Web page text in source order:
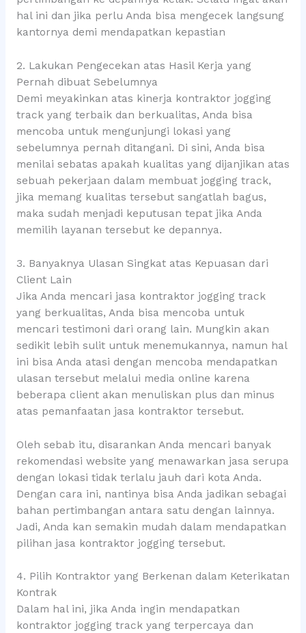
hal ini dan jika perlu Anda bisa mengecek langsung
kantornya demi mendapatkan kepastian
2. Lakukan Pengecekan atas Hasil Kerja yang
Pernah dibuat Sebelumnya
Demi meyakinkan atas kinerja kontraktor jogging
track yang terbaik dan berkualitas, Anda bisa
mencoba untuk mengunjungi lokasi yang
sebelumnya pernah ditangani. Di sini, Anda bisa
menilai sebatas apakah kualitas yang dijanjikan atas
sebuah pekerjaan dalam membuat jogging track,
jika memang kualitas tersebut sangatlah bagus,
maka sudah menjadi keputusan tepat jika Anda
memilih layanan tersebut ke depannya.
3. Banyaknya Ulasan Singkat atas Kepuasan dari
Client Lain
Jika Anda mencari jasa kontraktor jogging track
yang berkualitas, Anda bisa mencoba untuk
mencari testimoni dari orang lain. Mungkin akan
sedikit lebih sulit untuk menemukannya, namun hal
ini bisa Anda atasi dengan mencoba mendapatkan
ulasan tersebut melalui media online karena
beberapa client akan menuliskan plus dan minus
atas pemanfaatan jasa kontraktor tersebut.
Oleh sebab itu, disarankan Anda mencari banyak
rekomendasi website yang menawarkan jasa serupa
dengan lokasi tidak terlalu jauh dari kota Anda.
Dengan cara ini, nantinya bisa Anda jadikan sebagai
bahan pertimbangan antara satu dengan lainnya.
Jadi, Anda kan semakin mudah dalam mendapatkan
pilihan jasa kontraktor jogging tersebut.
4. Pilih Kontraktor yang Berkenan dalam Keterikatan
Kontrak
Dalam hal ini, jika Anda ingin mendapatkan
kontraktor jogging track yang terpercaya dan